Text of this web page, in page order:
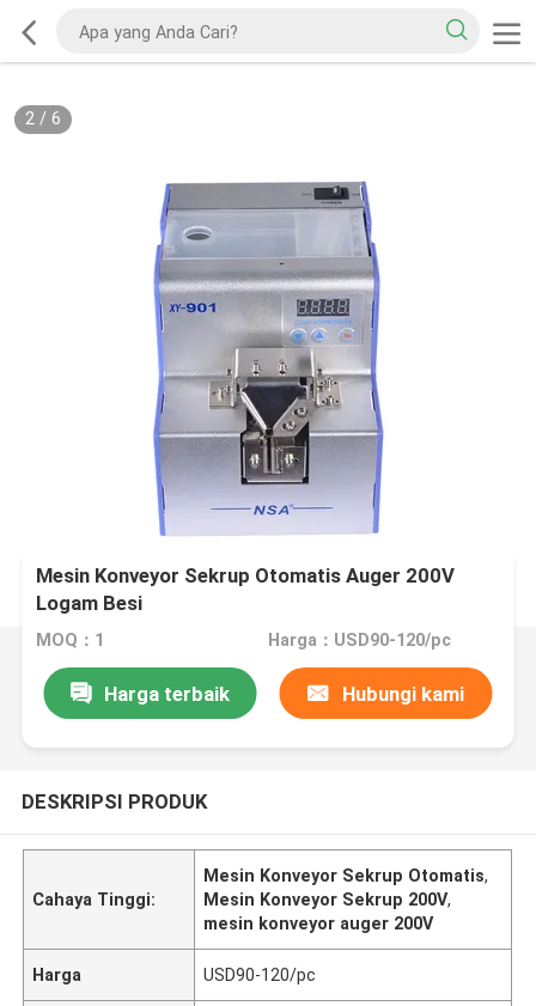
2/ 6
Mesin Konveyor Sekrup Otomatis Auger 200V
Logam Besi
MOQ：1 Harga：USD90-120/pc
Harga terbaik Hubungi kami
DESKRIPSI PRODUK
Cahaya Tinggi:
Mesin Konveyor Sekrup Otomatis,
Mesin Konveyor Sekrup 200V,
mesin konveyor auger 200V
Harga USD90-120/pc